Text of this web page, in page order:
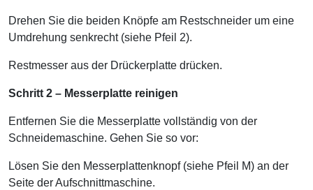
Drehen Sie die beiden Knöpfe am Restschneider um eine
Umdrehung senkrecht (siehe Pfeil 2).
Restmesser aus der Drückerplatte drücken.
Schritt 2 – Messerplatte reinigen
Entfernen Sie die Messerplatte vollständig von der
Schneidemaschine. Gehen Sie so vor:
Lösen Sie den Messerplattenknopf (siehe Pfeil M) an der
Seite der Aufschnittmaschine.